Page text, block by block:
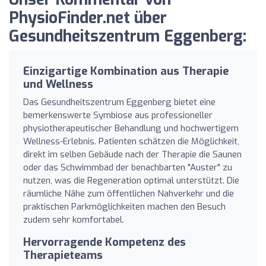
PhysioFinder.net über
Gesundheitszentrum Eggenberg:
Einzigartige Kombination aus Therapie
und Wellness
Das Gesundheitszentrum Eggenberg bietet eine
bemerkenswerte Symbiose aus professioneller
physiotherapeutischer Behandlung und hochwertigem
Wellness-Erlebnis. Patienten schätzen die Möglichkeit,
direkt im selben Gebäude nach der Therapie die Saunen
oder das Schwimmbad der benachbarten "Auster" zu
nutzen, was die Regeneration optimal unterstützt. Die
räumliche Nähe zum öffentlichen Nahverkehr und die
praktischen Parkmöglichkeiten machen den Besuch
zudem sehr komfortabel.
Hervorragende Kompetenz des
Therapieteams